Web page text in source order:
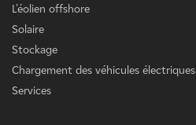
L'éolien offshore
Solaire
Stockage
Chargement des véhicules électriques
Services